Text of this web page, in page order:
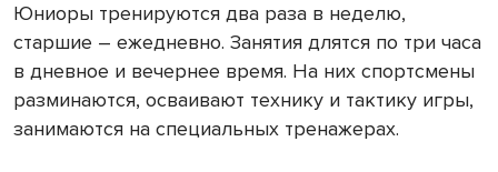
Юниоры тренируются два раза в неделю,
старшие – ежедневно. Занятия длятся по три часа
в дневное и вечернее время. На них спортсмены
разминаются, осваивают технику и тактику игры,
занимаются на специальных тренажерах.